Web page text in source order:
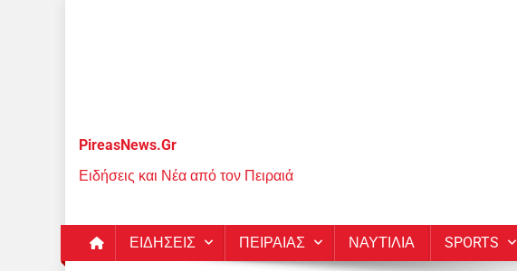
PireasNews.Gr
Ειδήσεις και Νέα από τον Πειραιά
ΕΙΔΗΣΕΙΣ ΠΕΙΡΑΙΑΣ ΝΑΥΤΙΛΙΑ SPORTS